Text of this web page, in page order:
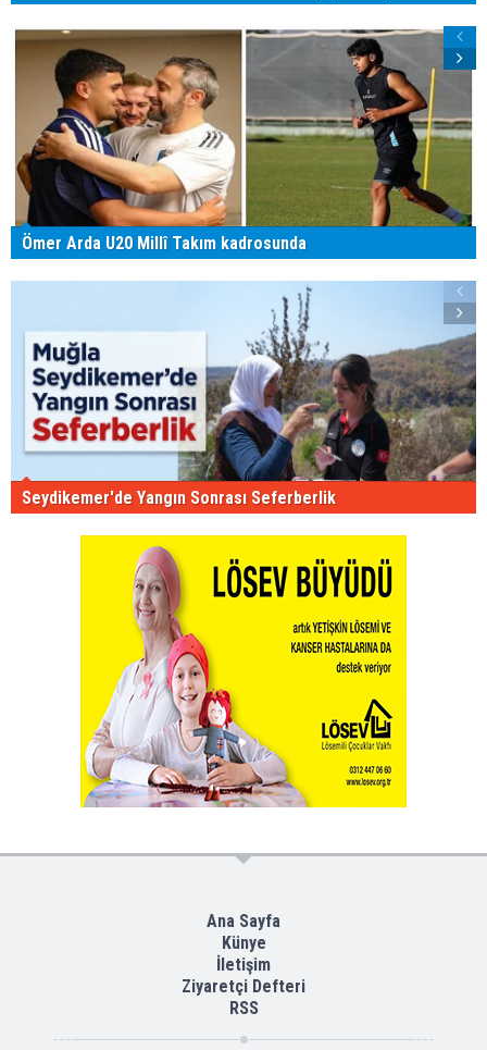
Ömer Arda U20 Millî Takım kadrosunda
Seydikemer'de Yangın Sonrası Seferberlik
Ana Sayfa
Künye
İletişim
Ziyaretçi Defteri
RSS